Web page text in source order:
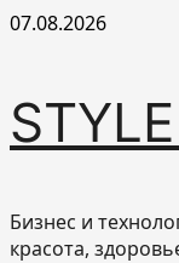
Перейти
07.08.2026
Бизнес и
красота,